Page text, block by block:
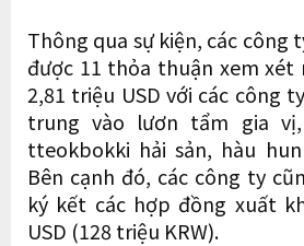
Thông qua sự kiện, các công
được 11 thỏa thuận xem
2,81 triệu USD với các công
trung vào lươn tẩm gia
tteokbokki hải sản, hàu
Bên cạnh đó, các công ty
ký kết các hợp đồng xuất
USD (128 triệu KRW).